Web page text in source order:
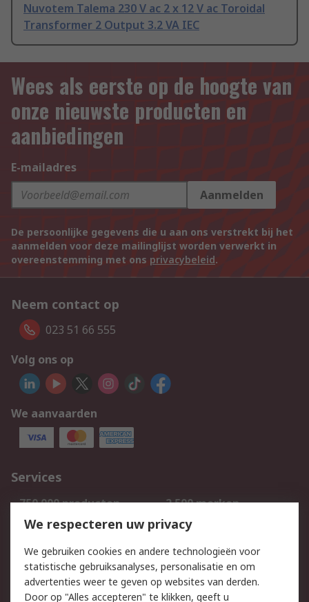
Nuvotem Talema 230 V ac 2 x 12 V ac Toroidal
Transformer 2 Output 3.2 VA IEC
Wees als eerste op de hoogte van
onze nieuwste producten en
aanbiedingen
E-mailadres
Aanmelden
De persoonlijke gegevens die u aan ons verstrekt bij het
aanmelden voor deze mailinglijst worden verwerkt in
overeenstemming met ons privacybeleid.
Neem contact op
023 51 66 555
Volg ons op
We aanvaarden
Services
750.000 producten
2.500 merken
Bestellen
Inkoopoplossingen
Track & Trace
Wettelijk
We respecteren uw privacy
We gebruiken cookies en andere technologieën voor
statistische gebruiksanalyses, personalisatie en om
advertenties weer te geven op websites van derden.
Door op "Alles accepteren" te klikken, geeft u